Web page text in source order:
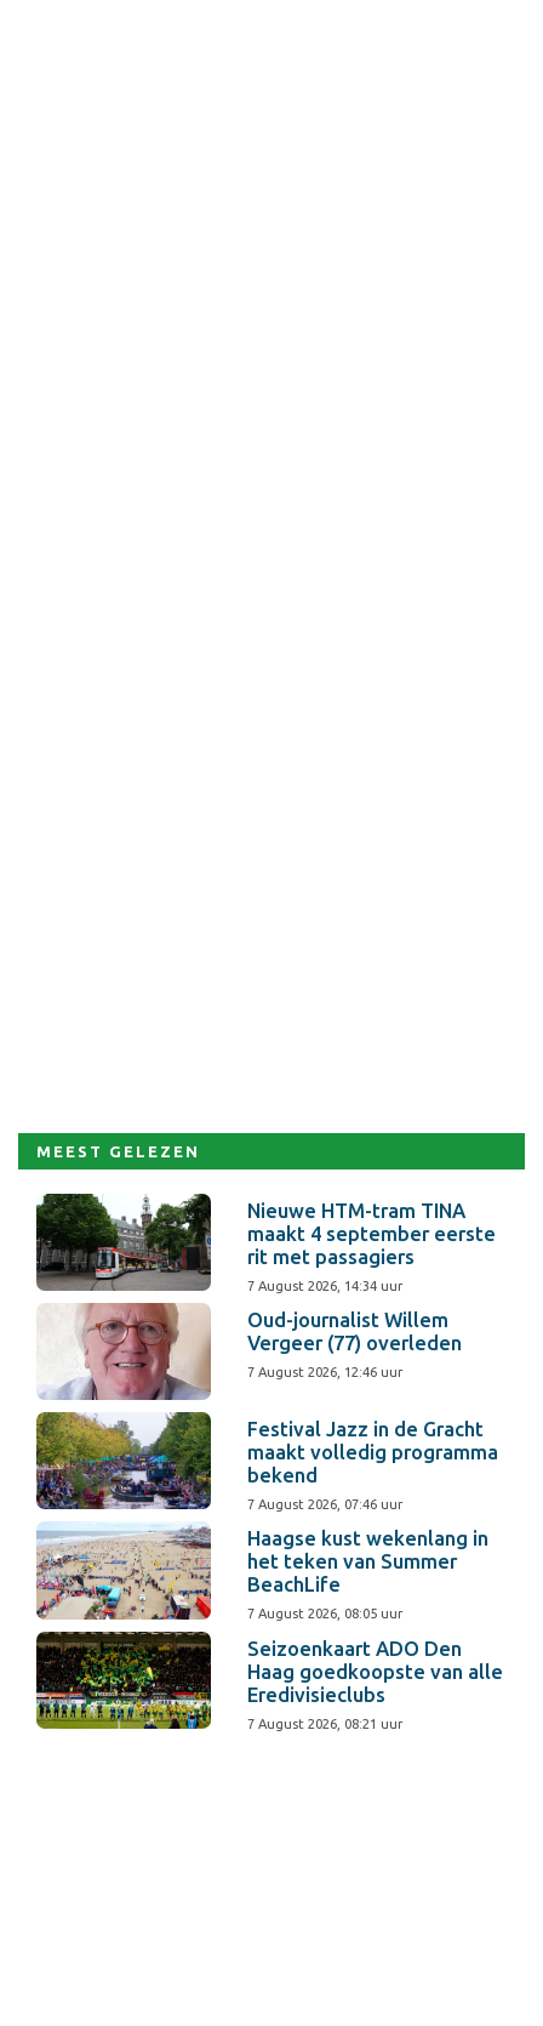
MEEST GELEZEN
Nieuwe HTM-tram TINA
maakt 4 september eerste
rit met passagiers
7 August 2026, 14:34 uur
Oud-journalist Willem
Vergeer (77) overleden
7 August 2026, 12:46 uur
Festival Jazz in de Gracht
maakt volledig programma
bekend
7 August 2026, 07:46 uur
Haagse kust wekenlang in
het teken van Summer
BeachLife
7 August 2026, 08:05 uur
Seizoenkaart ADO Den
Haag goedkoopste van alle
Eredivisieclubs
7 August 2026, 08:21 uur